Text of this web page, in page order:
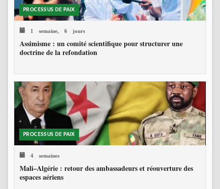
PROCESSUS DE PAIX
1 semaine, 6 jours
Assimisme : un comité scientifique pour structurer une
doctrine de la refondation
PROCESSUS DE PAIX
4 semaines
Mali–Algérie : retour des ambassadeurs et réouverture des
espaces aériens